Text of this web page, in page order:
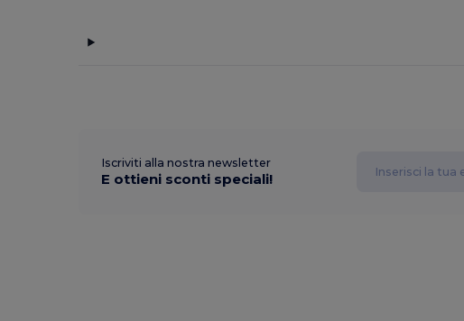
Iscriviti alla nostra newsletter
E ottieni sconti speciali!